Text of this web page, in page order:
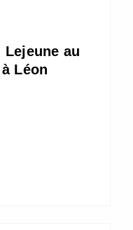
Lejeune au
Léon